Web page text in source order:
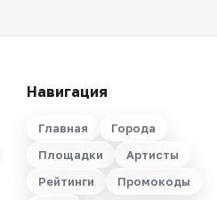
Навигация
Главная
Города
Площадки
Артисты
Рейтинги
Промокоды